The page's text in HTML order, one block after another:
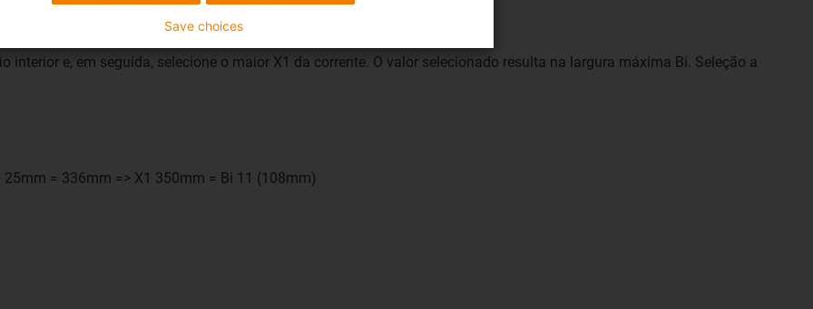
e, em seguida, selecione o maior X1 da corrente. O valor selecionado resulta na largura máxima Bi. Seleção a
= 336mm => X1 350mm = Bi 11 (108mm)
Save choices